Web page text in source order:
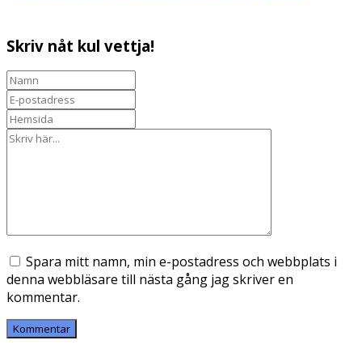
Skriv nåt kul vettja!
Spara mitt namn, min e-postadress och webbplats i
denna webbläsare till nästa gång jag skriver en
kommentar.